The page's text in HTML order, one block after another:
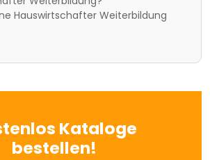
Hauswirtschafter Weiterbildung
Kataloge
bestellen!